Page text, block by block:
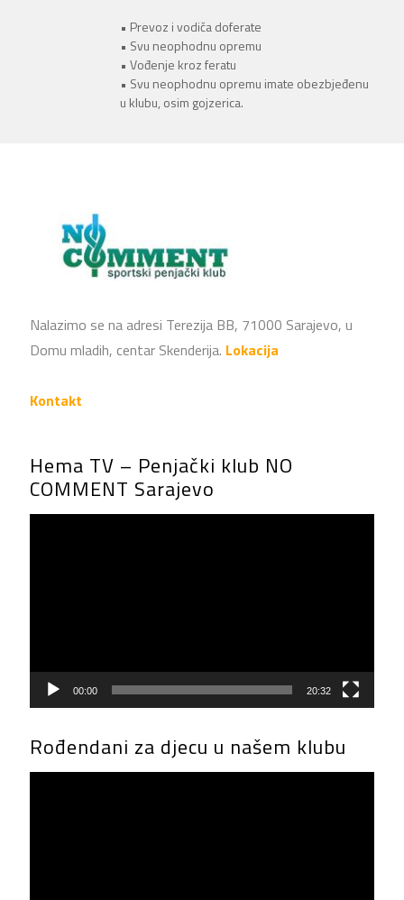
• Prevoz i vodiča doferate
• Svu neophodnu opremu
• Vođenje kroz feratu
• Svu neophodnu opremu imate obezbjeđenu
u klubu, osim gojzerica.
Nalazimo se na adresi Terezija BB, 71000 Sarajevo, u
Domu mladih, centar Skenderija. Lokacija
Kontakt
Hema TV – Penjački klub NO
COMMENT Sarajevo
00:00 20:32
Rođendani za djecu u našem klubu